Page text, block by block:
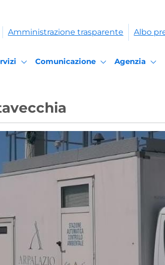
Amministrazione trasparente Albo
Comunicazione Agenzia